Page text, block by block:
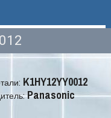
K1HY12YY0012
Panasonic